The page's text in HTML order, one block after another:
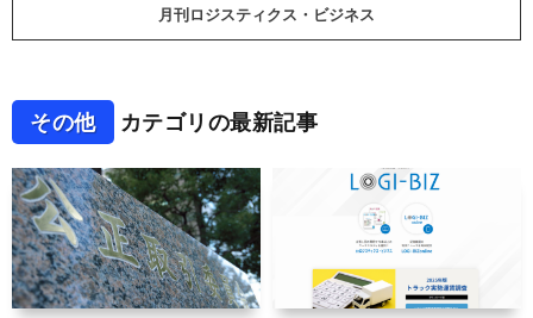
月刊ロジスティクス・ビジネス
その他 カテゴリの最新記事